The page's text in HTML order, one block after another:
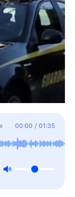
00:00 / 01:35